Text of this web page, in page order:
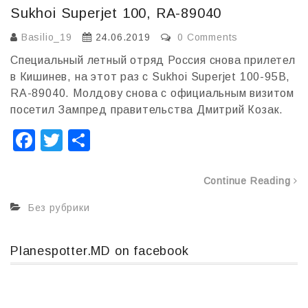
Sukhoi Superjet 100, RA-89040
Basilio_19 24.06.2019 0 Comments
Специальный летный отряд Россия снова прилетел
в Кишинев, на этот раз с Sukhoi Superjet 100-95B,
RA-89040. Молдову снова с официальным визитом
посетил Зампред правительства Дмитрий Козак.
F
e
o
o
T
er
в
и
Continue Reading
Без рубрики
Planespotter.MD on facebook